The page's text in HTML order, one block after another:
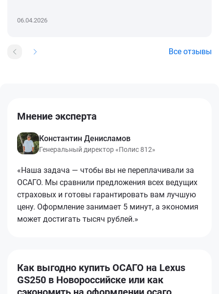
06.04.2026
Все отзывы
Мнение эксперта
Константин Денисламов
Генеральный директор «Полис 812»
«Наша задача — чтобы вы не переплачивали за
ОСАГО. Мы сравнили предложения всех ведущих
страховых и готовы гарантировать вам лучшую
цену. Оформление занимает 5 минут, а экономия
может достигать тысяч рублей.»
Как выгодно купить ОСАГО на Lexus
GS250 в Новороссийске или как